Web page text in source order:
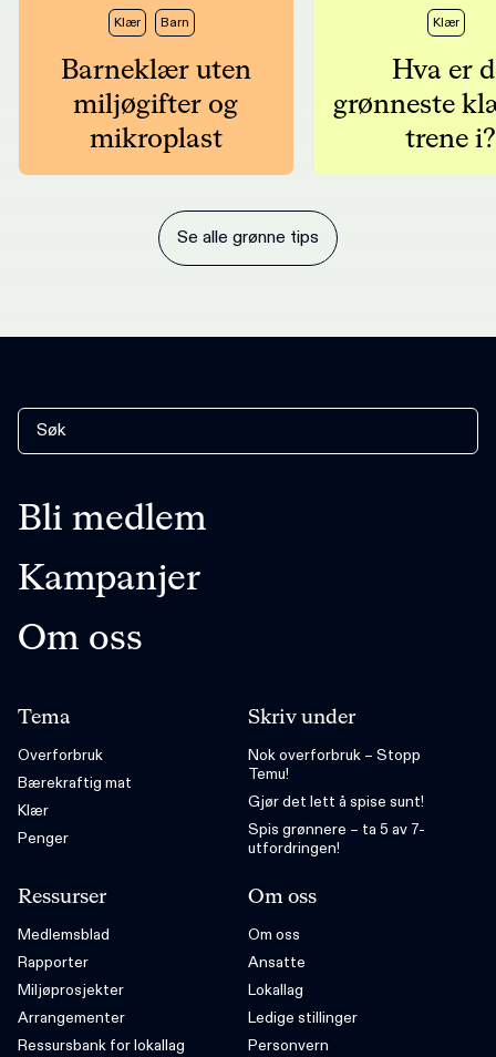
Klær Barn
Barneklær uten
miljøgifter og
mikroplast
Klær
Hva er
grønneste
trene i?
Se alle grønne tips
Bli medlem
Kampanjer
Om oss
Tema
Overforbruk
Bærekraftig mat
Klær
Penger
Skriv under
Nok overforbruk – Stopp
Temu!
Gjør det lett å spise sunt!
Spis grønnere – ta 5 av 7-
utfordringen!
Ressurser
Medlemsblad
Rapporter
Miljøprosjekter
Arrangementer
Ressursbank for lokallag
Om oss
Om oss
Ansatte
Lokallag
Ledige stillinger
Personvern